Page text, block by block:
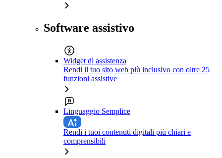
Software assistivo
Widget di assistenza
Rendi il tuo sito web più inclusivo con oltre 25
funzioni assistive
Linguaggio Semplice
Rendi i tuoi contenuti digitali più chiari e
comprensibili